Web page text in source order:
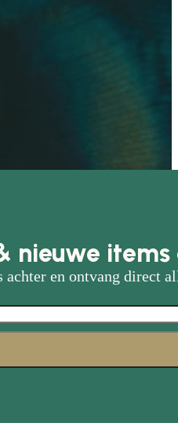
nieuwe
achter en ontvang direct